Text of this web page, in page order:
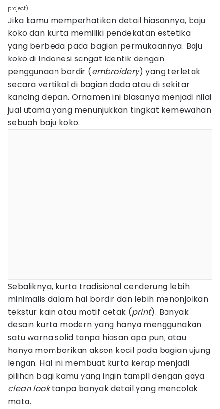
project)
Jika kamu memperhatikan detail hiasannya, baju
koko dan kurta memiliki pendekatan estetika
yang berbeda pada bagian permukaannya. Baju
koko di Indonesi sangat identik dengan
penggunaan bordir (embroidery) yang terletak
secara vertikal di bagian dada atau di sekitar
kancing depan. Ornamen ini biasanya menjadi nilai
jual utama yang menunjukkan tingkat kemewahan
sebuah baju koko.
Sebaliknya, kurta tradisional cenderung lebih
minimalis dalam hal bordir dan lebih menonjolkan
tekstur kain atau motif cetak (print). Banyak
desain kurta modern yang hanya menggunakan
satu warna solid tanpa hiasan apa pun, atau
hanya memberikan aksen kecil pada bagian ujung
lengan. Hal ini membuat kurta kerap menjadi
pilihan bagi kamu yang ingin tampil dengan gaya
clean looktanpa banyak detail yang mencolok
mata.